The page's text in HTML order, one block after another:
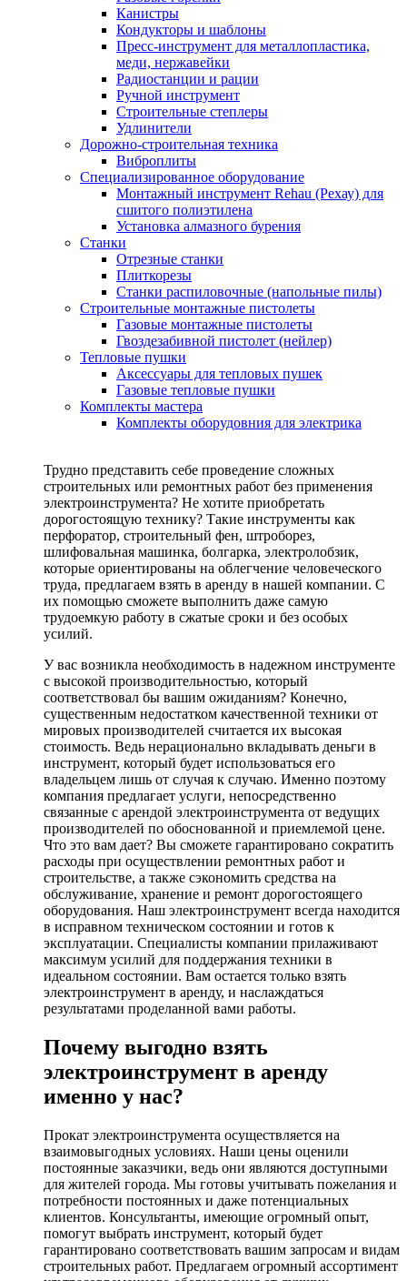
Канистры
Кондукторы и шаблоны
Пресс-инструмент для металлопластика,
меди, нержавейки
Радиостанции и рации
Ручной инструмент
Строительные степлеры
Удлинители
Дорожно-строительная техника
Виброплиты
Специализированное оборудование
Монтажный инструмент Rehau (Рехау) для
сшитого полиэтилена
Установка алмазного бурения
Станки
Отрезные станки
Плиткорезы
Станки распиловочные (напольные пилы)
Строительные монтажные пистолеты
Газовые монтажные пистолеты
Гвоздезабивной пистолет (нейлер)
Тепловые пушки
Аксессуары для тепловых пушек
Газовые тепловые пушки
Комплекты мастера
Комплекты оборудовния для электрика
Трудно представить себе проведение сложных
строительных или ремонтных работ без применения
электроинструмента? Не хотите приобретать
дорогостоящую технику? Такие инструменты как
перфоратор, строительный фен, штроборез,
шлифовальная машинка, болгарка, электролобзик,
которые ориентированы на облегчение человеческого
труда, предлагаем взять в аренду в нашей компании. С
их помощью сможете выполнить даже самую
трудоемкую работу в сжатые сроки и без особых
усилий.
У вас возникла необходимость в надежном инструменте
с высокой производительностью, который
соответствовал бы вашим ожиданиям? Конечно,
существенным недостатком качественной техники от
мировых производителей считается их высокая
стоимость. Ведь нерационально вкладывать деньги в
инструмент, который будет использоваться его
владельцем лишь от случая к случаю. Именно поэтому
компания предлагает услуги, непосредственно
связанные с арендой электроинструмента от ведущих
производителей по обоснованной и приемлемой цене.
Что это вам дает? Вы сможете гарантировано сократить
расходы при осуществлении ремонтных работ и
строительстве, а также сэкономить средства на
обслуживание, хранение и ремонт дорогостоящего
оборудования. Наш электроинструмент всегда находится
в исправном техническом состоянии и готов к
эксплуатации. Специалисты компании прилаживают
максимум усилий для поддержания техники в
идеальном состоянии. Вам остается только взять
электроинструмент в аренду, и наслаждаться
результатами проделанной вами работы.
Почему выгодно взять
электроинструмент в аренду
именно у нас?
Прокат электроинструмента осуществляется на
взаимовыгодных условиях. Наши цены оценили
постоянные заказчики, ведь они являются доступными
для жителей города. Мы готовы учитывать пожелания и
потребности постоянных и даже потенциальных
клиентов. Консультанты, имеющие огромный опыт,
помогут выбрать инструмент, который будет
гарантировано соответствовать вашим запросам и видам
строительных работ. Предлагаем огромный ассортимент